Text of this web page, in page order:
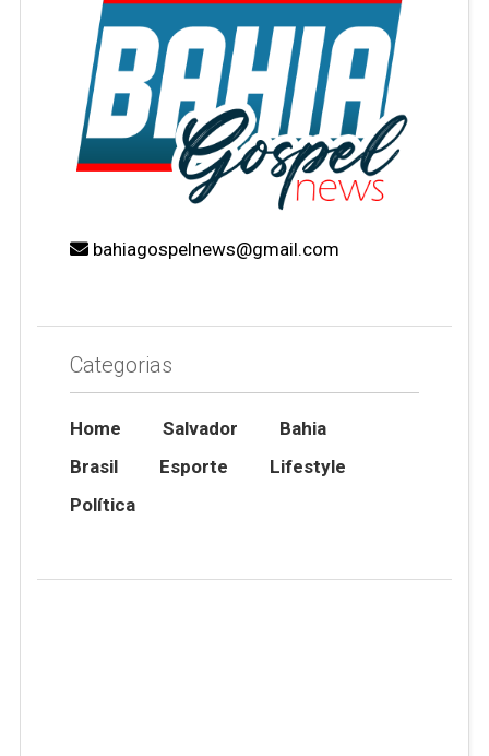
bahiagospelnews@gmail.com
Categorias
Home Salvador
Bahia
Brasil
Esporte
Lifestyle
Política